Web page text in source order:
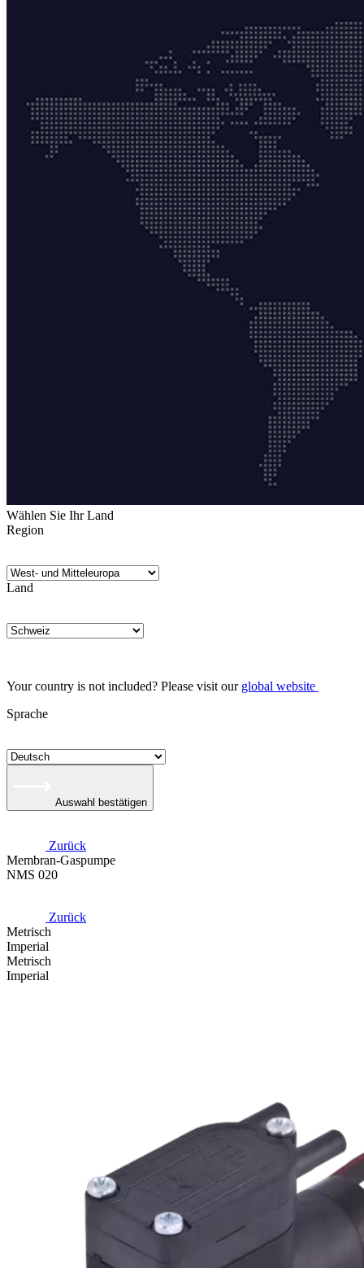
Wählen Sie Ihr Land
Region
Land
Your country is not included? Please visit our global website
Sprache
Auswahl bestätigen
Zurück
Membran-Gaspumpe
NMS 020
Zurück
Metrisch
Imperial
Metrisch
Imperial